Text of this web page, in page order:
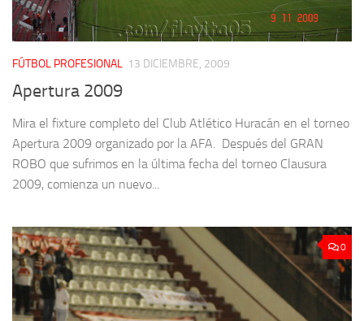
FÚTBOL PROFESIONAL 13 DICIEMBRE, 2009
Apertura 2009
Mira el fixture completo del Club Atlético Huracán en el torneo
Apertura 2009 organizado por la AFA. Después del GRAN
ROBO que sufrimos en la última fecha del torneo Clausura
2009, comienza un nuevo...
0